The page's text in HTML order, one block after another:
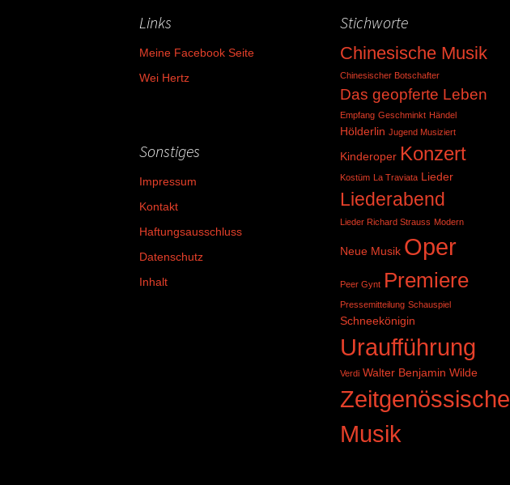
Links
Meine Facebook Seite
Wei Hertz
Stichworte
Chinesische Musik
Chinesischer Botschafter
Das geopferte Leben
Empfang Geschminkt Händel
Hölderlin Jugend Musiziert
Kinderoper Konzert
Kostüm La Traviata Lieder
Liederabend
Lieder Richard Strauss Modern
Neue Musik Oper
Peer Gynt Premiere
Pressemitteilung Schauspiel
Schneekönigin
Uraufführung
Verdi Walter Benjamin Wilde
Zeitgenössische
Musik
Sonstiges
Impressum
Kontakt
Haftungsausschluss
Datenschutz
Inhalt